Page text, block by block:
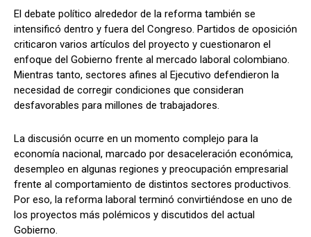
El debate político alrededor de la reforma también se
intensificó dentro y fuera del Congreso. Partidos de oposición
criticaron varios artículos del proyecto y cuestionaron el
enfoque del Gobierno frente al mercado laboral colombiano.
Mientras tanto, sectores afines al Ejecutivo defendieron la
necesidad de corregir condiciones que consideran
desfavorables para millones de trabajadores.
La discusión ocurre en un momento complejo para la
economía nacional, marcado por desaceleración económica,
desempleo en algunas regiones y preocupación empresarial
frente al comportamiento de distintos sectores productivos.
Por eso, la reforma laboral terminó convirtiéndose en uno de
los proyectos más polémicos y discutidos del actual
Gobierno.